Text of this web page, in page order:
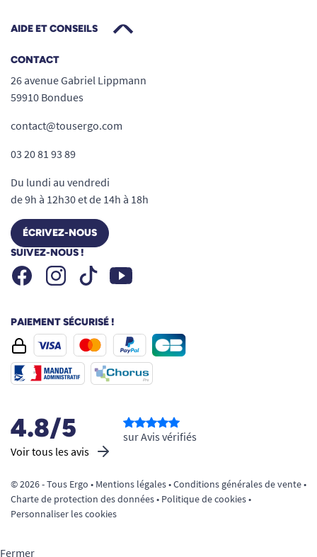
AIDE ET CONSEILS
CONTACT
26 avenue Gabriel Lippmann
59910 Bondues
contact@tousergo.com
03 20 81 93 89
Du lundi au vendredi
de 9h à 12h30 et de 14h à 18h
ÉCRIVEZ-NOUS
SUIVEZ-NOUS !
FacebookInstagramTiktok Youtube
PAIEMENT SÉCURISÉ !
4.8/5
Voir tous les avis
sur Avis vérifiés
© 2026 - Tous Ergo • Mentions légales•Conditions générales de vente•
Charte de protection des données• Politique de cookies•
Personnaliser les cookies
Fermer